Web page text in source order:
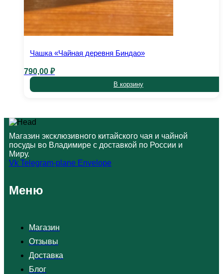
Чашка «Чайная деревня Биндао»
790,00 ₽
В корзину
Магазин эксклюзивного китайского чая и чайной
посуды во Владимире с доставкой по России и
Миру.
Vk Telegram-plane Envelope
Меню
Магазин
Отзывы
Доставка
Блог